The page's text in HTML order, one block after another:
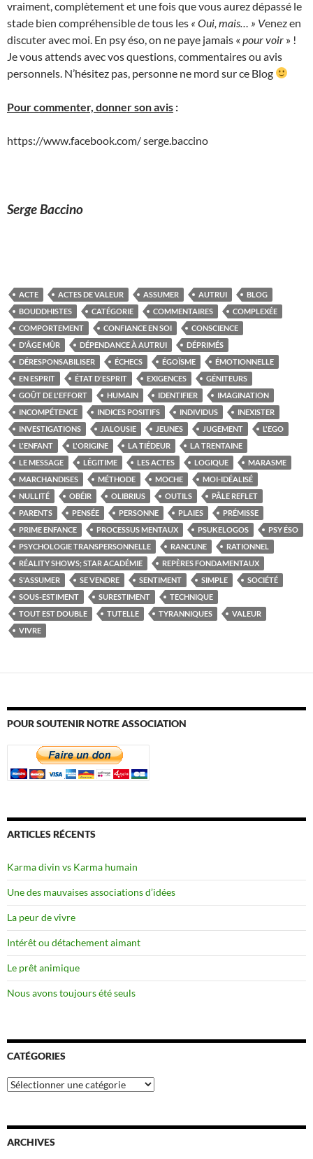
vraiment, complètement et une fois que vous aurez dépassé le
stade bien compréhensible de tous les « Oui, mais… » Venez en
discuter avec moi. En psy éso, on ne paye jamais « pour voir » !
Je vous attends avec vos questions, commentaires ou avis
personnels. N’hésitez pas, personne ne mord sur ce Blog
Pour commenter, donner son avis :
https://www.facebook.com/ serge.baccino
Serge Baccino
ACTE ACTES DE VALEUR ASSUMER AUTRUI
BLOG
BOUDDHISTES
CATÉGORIE COMMENTAIRES
COMPLEXÉE
COMPORTEMENT
CONFIANCE EN SOI
CONSCIENCE
D'ÂGE MÛR
DÉPENDANCE À AUTRUI
DÉPRIMÉS
DÉRESPONSABILISER
ÉCHECS ÉGOÏSME
ÉMOTIONNELLE
EN ESPRIT
ÉTAT D'ESPRIT EXIGENCES
GÉNITEURS
GOÛT DE L'EFFORT
HUMAIN IDENTIFIER
IMAGINATION
INCOMPÉTENCE
INDICES POSITIFS INDIVIDUS
INEXISTER
INVESTIGATIONS
JALOUSIE JEUNES JUGEMENT
L'EGO
L'ENFANT
L'ORIGINE LA TIÉDEUR
LA TRENTAINE
LE MESSAGE
LÉGITIME LES ACTES LOGIQUE
MARASME
MARCHANDISES
MÉTHODE MOCHE
MOI-IDÉALISÉ
NULLITÉ
OBÉIR OLIBRIUS OUTILS
PÂLE REFLET
PARENTS
PENSÉE PERSONNE PLAIES
PRÉMISSE
PRIME ENFANCE
PROCESSUS MENTAUX PSUKELOGOS
PSY ÉSO
PSYCHOLOGIE TRANSPERSONNELLE
RANCUNE
RATIONNEL
RÉALITY SHOWS; STAR ACADÉMIE
REPÈRES FONDAMENTAUX
S'ASSUMER
SE VENDRE SENTIMENT SIMPLE
SOCIÉTÉ
SOUS-ESTIMENT
SURESTIMENT
TECHNIQUE
TOUT EST DOUBLE
TUTELLE TYRANNIQUES
VALEUR
VIVRE
POUR SOUTENIR NOTRE ASSOCIATION
ARTICLES RÉCENTS
Karma divin vs Karma humain
Une des mauvaises associations d’idées
La peur de vivre
Intérêt ou détachement aimant
Le prêt animique
Nous avons toujours été seuls
CATÉGORIES
Catégories
ARCHIVES